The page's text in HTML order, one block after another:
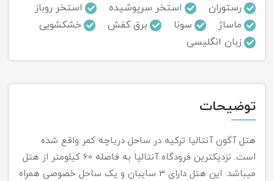
رستوران
استخر سرپوشیده
استخر روباز
ماساژ
سونا برق کفش
خشکشویی
زبان انگلیسی
توضیحات
هتل آگون آنتالیا ترکیه در ساحل دریاچه کمر واقع شده
است. نزدیکترین فرودگاه آنتالیا به فاصله 60 کیلومتر از هتل
میباشد. این هتل دارای 3 سایبان و یک ساحل خصوصی همراه
تور سوباتان
تور چابهار
تور کاشان
تور اصفهان
تور ترکمن صحرا